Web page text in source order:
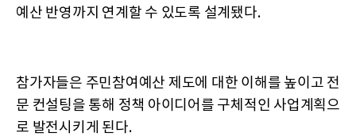
예산 반영까지 연계할 수 있도록 설계됐다.
참가자들은 주민참여예산 제도에 대한 이해를 높이고 전
문 컨설팅을 통해 정책 아이디어를 구체적인 사업계획으
로 발전시키게 된다.